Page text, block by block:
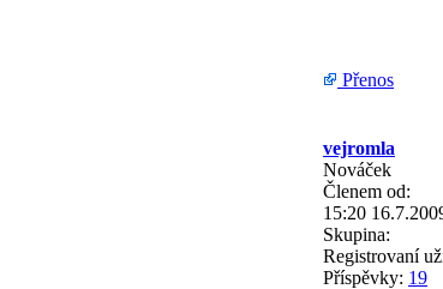
Přenos
vejromla
Nováček
Členem od:
15:20
Skupina:
Registrovaní
Příspěvky: 19